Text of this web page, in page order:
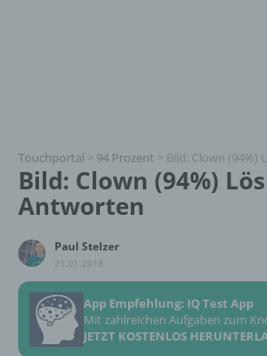
Touchportal > 94 Prozent > Bild: Clown (94%)
Bild: Clown (94%)
Antworten
Paul Stelzer
21.01.2018
App Empfehlung: IQ Test App
Mit zahlreichen Aufgaben zum
JETZT KOSTENLOS